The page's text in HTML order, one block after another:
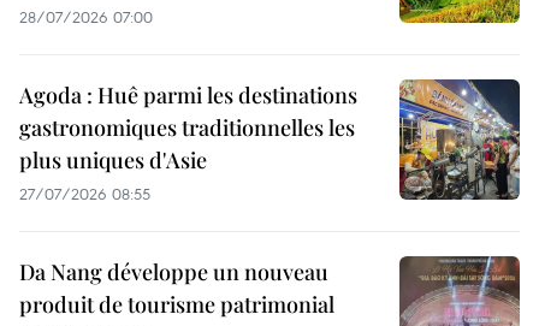
28/07/2026 07:00
Agoda : Huê parmi les destinations
gastronomiques traditionnelles les
plus uniques d'Asie
27/07/2026 08:55
Da Nang développe un nouveau
produit de tourisme patrimonial